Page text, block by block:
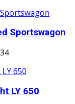
Sportswagon
LY 650